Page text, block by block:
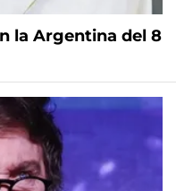
la Argentina del 8